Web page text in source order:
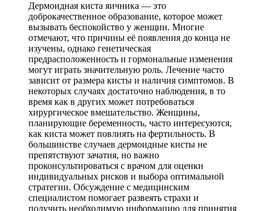
Дермоидная киста яичника — это
доброкачественное образование, которое может
вызывать беспокойство у женщин. Многие
отмечают, что причины её появления до конца не
изучены, однако генетическая
предрасположенность и гормональные изменения
могут играть значительную роль. Лечение часто
зависит от размера кисты и наличия симптомов. В
некоторых случаях достаточно наблюдения, в то
время как в других может потребоваться
хирургическое вмешательство. Женщины,
планирующие беременность, часто интересуются,
как киста может повлиять на фертильность. В
большинстве случаев дермоидные кисты не
препятствуют зачатия, но важно
проконсультироваться с врачом для оценки
индивидуальных рисков и выбора оптимальной
стратегии. Обсуждение с медицинским
специалистом помогает развеять страхи и
получить необходимую информацию для принятия